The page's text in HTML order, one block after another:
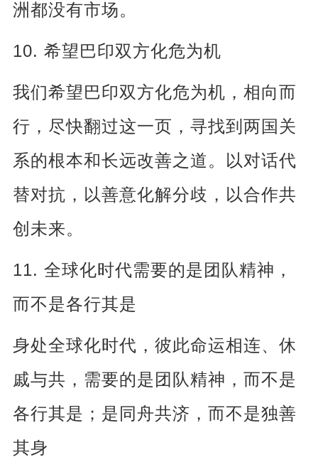
洲都没有市场。
10. 希望巴印双方化危为机
我们希望巴印双方化危为机，相向而
行，尽快翻过这一页，寻找到两国关
系的根本和长远改善之道。以对话代
替对抗，以善意化解分歧，以合作共
创未来。
11. 全球化时代需要的是团队精神，
而不是各行其是
身处全球化时代，彼此命运相连、休
戚与共，需要的是团队精神，而不是
各行其是；是同舟共济，而不是独善
其身